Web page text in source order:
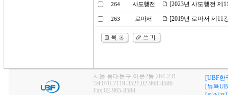
264 사도행전 [2023년 사도행전 제
263 로마서 [2019년 로마서 제11
서울 동대문구 이문2동 264-231
Tel:070-7119-3521,02-968-4586
Fax:02-965-8594
[UBF한
[뉴욕